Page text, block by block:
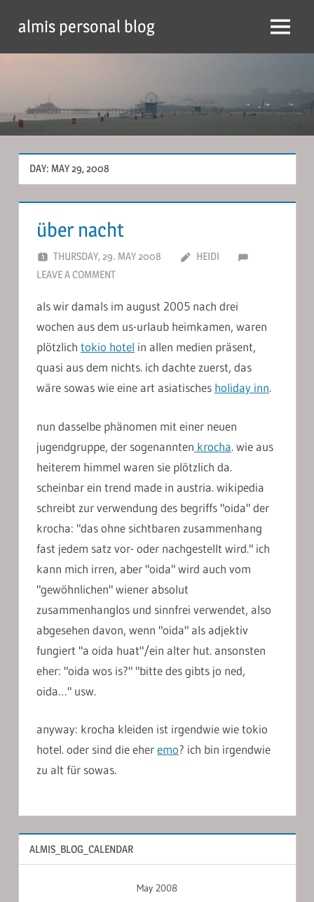
content
almis personal blog Menu
DAY: MAY 29, 2008
über nacht
THURSDAY, 29. MAY 2008
HEIDI
LEAVE A COMMENT
als wir damals im august 2005 nach drei
wochen aus dem us-urlaub heimkamen, waren
plötzlich tokio hotel in allen medien präsent,
quasi aus dem nichts. ich dachte zuerst, das
wäre sowas wie eine art asiatisches holiday inn.
nun dasselbe phänomen mit einer neuen
jugendgruppe, der sogenannten krocha. wie aus
heiterem himmel waren sie plötzlich da.
scheinbar ein trend made in austria. wikipedia
schreibt zur verwendung des begriffs "oida" der
krocha: "das ohne sichtbaren zusammenhang
fast jedem satz vor- oder nachgestellt wird." ich
kann mich irren, aber "oida" wird auch vom
"gewöhnlichen" wiener absolut
zusammenhanglos und sinnfrei verwendet, also
abgesehen davon, wenn "oida" als adjektiv
fungiert "a oida huat"/ein alter hut. ansonsten
eher: "oida wos is?" "bitte des gibts jo ned,
oida…" usw.
anyway: krocha kleiden ist irgendwie wie tokio
hotel. oder sind die eheremo? ich bin irgendwie
zu alt für sowas.
ALMIS_BLOG_CALENDAR
May 2008